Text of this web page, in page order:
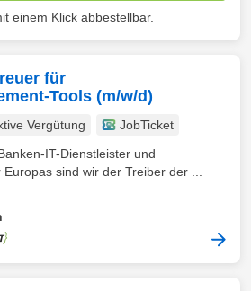
einem Klick abbestellbar.
für
Tools (m/w/d)
Vergütung
JobTicket
IT-Dienstleister und
sind wir der Treiber der ...